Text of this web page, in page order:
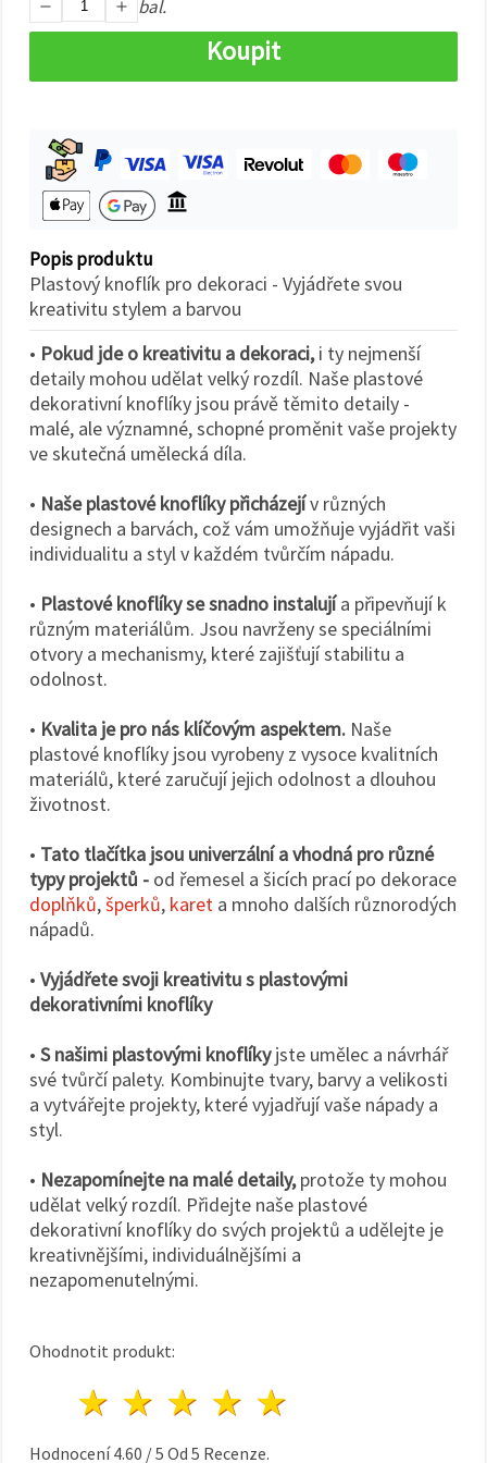
Nastavení
bal.
Koupit
Popis produktu
Plastový knoflík pro dekoraci - Vyjádřete svou
kreativitu stylem a barvou
• Pokud jde o kreativitu a dekoraci,i ty nejmenší
detaily mohou udělat velký rozdíl. Naše plastové
dekorativní knoflíky jsou právě těmito detaily -
malé, ale významné, schopné proměnit vaše projekty
ve skutečná umělecká díla.
• Naše plastové knoflíky přicházejív různých
designech a barvách, což vám umožňuje vyjádřit vaši
individualitu a styl v každém tvůrčím nápadu.
• Plastové knoflíky se snadno instalujía připevňují k
různým materiálům. Jsou navrženy se speciálními
otvory a mechanismy, které zajišťují stabilitu a
odolnost.
• Kvalita je pro nás klíčovým aspektem. Naše
plastové knoflíky jsou vyrobeny z vysoce kvalitních
materiálů, které zaručují jejich odolnost a dlouhou
životnost.
• Tato tlačítka jsou univerzální a vhodná pro různé
typy projektů - od řemesel a šicích prací po dekorace
doplňků,šperků, karet a mnoho dalších různorodých
nápadů.
• Vyjádřete svoji kreativitu s plastovými
dekorativními knoflíky
• S našimi plastovými knoflíkyjste umělec a návrhář
své tvůrčí palety. Kombinujte tvary, barvy a velikosti
a vytvářejte projekty, které vyjadřují vaše nápady a
styl.
• Nezapomínejte na malé detaily,protože ty mohou
udělat velký rozdíl. Přidejte naše plastové
dekorativní knoflíky do svých projektů a udělejte je
kreativnějšími, individuálnějšími a
nezapomenutelnými.
Ohodnotit produkt:
4 hvězdy
3 hvězdy
2 hvězdy
1 hvězda
Hodnocení4.60 /5 Od 5 Recenze.